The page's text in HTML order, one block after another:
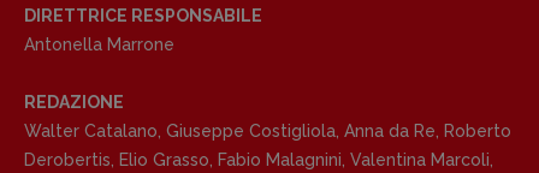
DIRETTRICE RESPONSABILE
Antonella Marrone
REDAZIONE
Walter Catalano Giuseppe Costigliola Anna da Re
Roberto
Derobertis
Elio Grasso Fabio Malagnini Valentina Marcoli